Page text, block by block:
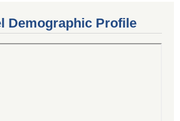
Demographic Profile